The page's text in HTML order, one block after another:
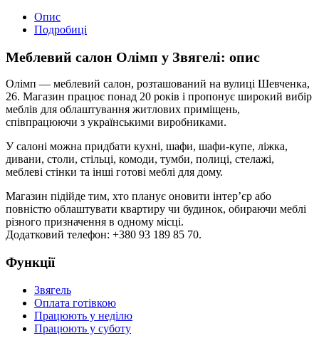
Опис
Подробиці
Меблевий салон Олімп у Звягелі: опис
Олімп — меблевий салон, розташований на вулиці Шевченка,
26. Магазин працює понад 20 років і пропонує широкий вибір
меблів для облаштування житлових приміщень,
співпрацюючи з українськими виробниками.
У салоні можна придбати кухні, шафи, шафи-купе, ліжка,
дивани, столи, стільці, комоди, тумби, полиці, стелажі,
меблеві стінки та інші готові меблі для дому.
Магазин підійде тим, хто планує оновити інтер’єр або
повністю облаштувати квартиру чи будинок, обираючи меблі
різного призначення в одному місці.
Додатковий телефон: +380 93 189 85 70.
Функції
Звягель
Оплата готівкою
Працюють у неділю
Працюють у суботу